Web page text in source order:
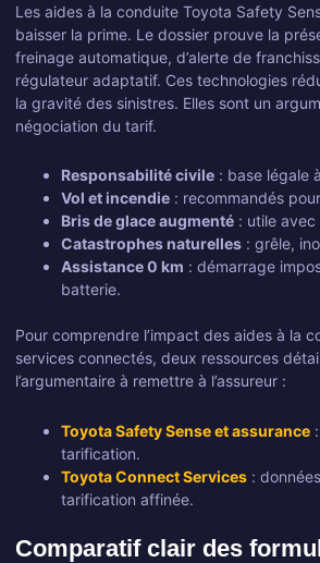
Les aides à la conduite Toyota Safety
baisser la prime. Le dossier prouve la
freinage automatique, d’alerte de
régulateur adaptatif. Ces technologies
la gravité des sinistres. Elles sont un
négociation du tarif.
Responsabilité civile : base légale
Vol et incendie : recommandés
Bris de glace augmenté : utile
Catastrophes naturelles : grêle,
Assistance 0 km : démarrage
batterie.
Pour comprendre l’impact des aides à la
services connectés, deux ressources
l’argumentaire à remettre à l’assureur :
Toyota Safety Sense et assurance
tarification.
Toyota Connect Services :
tarification affinée.
Comparatif clair des